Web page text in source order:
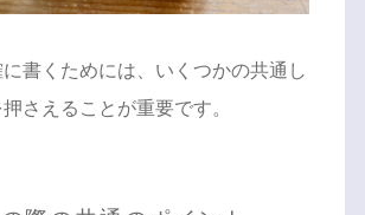
書くためには、いくつかの共通し
さえることが重要です。